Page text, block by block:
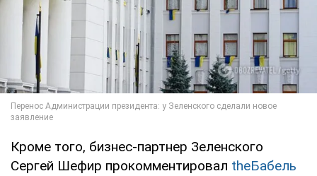
Кроме того, бизнес-партнер Зеленского
Сергей Шефир прокомментировал theБабель